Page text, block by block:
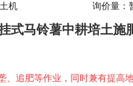
询价量：
机
式马铃薯中耕培土施
、追肥等作业，同时兼有提高